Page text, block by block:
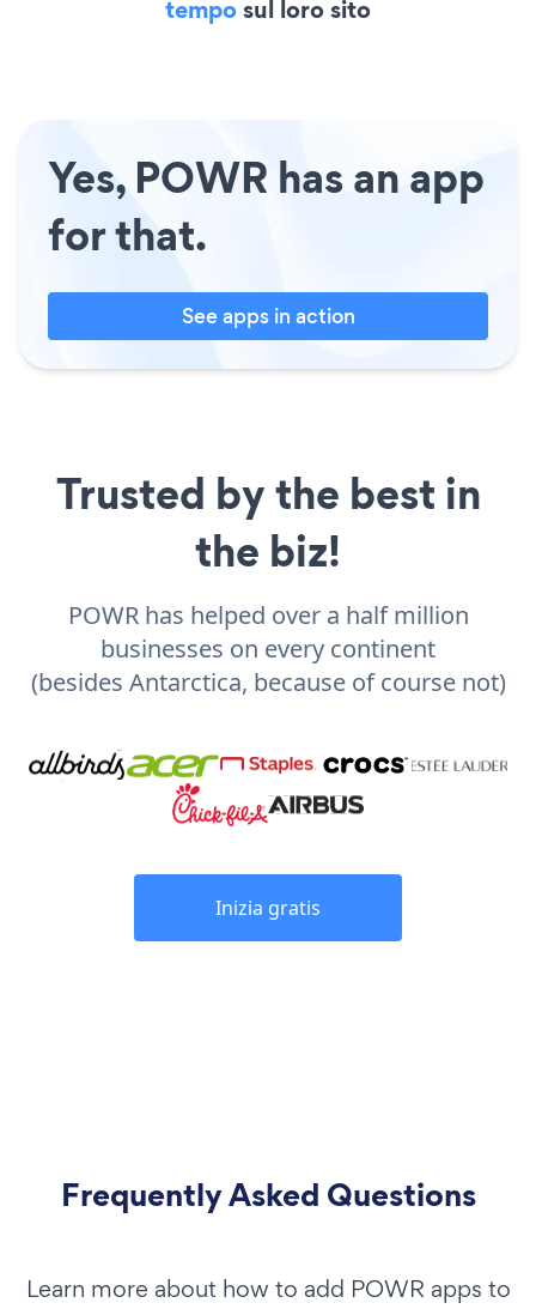
temposul loro sito
Yes, POWR has an app
for that.
See apps in action
Trusted by the best in
the biz!
POWR has helped over a half million
businesses on every continent
(besides Antarctica, because of course not)
Inizia gratis
Frequently Asked Questions
Learn more about how to add POWR apps to